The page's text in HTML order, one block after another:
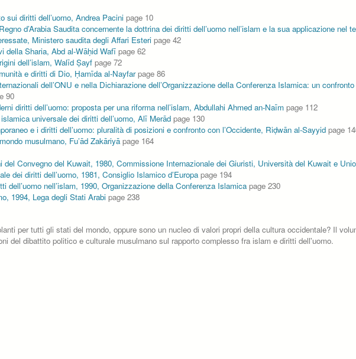
sui diritti dell’uomo, Andrea Pacini page 10
d’Arabia Saudita concernente la dottrina dei diritti dell’uomo nell’islam e la sua applicazione nel
Ministero saudita degli Affari Esteri page 42
della Sharia, Abd al-Wāḥid Wafī page 62
dell’islam, Walīd Ṣayf page 72
e diritti di Dio, Ḥamīda al-Nayfarpage 86
dell’ONU e nella Dichiarazione dell’Organizzazione della Conferenza Islamica: un
90
diritti dell’uomo: proposta per una riforma nell’islam, Abdullahi Ahmed an-Naīm page 112
universale dei diritti dell’uomo, Alī Merād page 130
e i diritti dell’uomo: pluralità di posizioni e confronto con l’Occidente, Riḍwān al-Sayyid page
musulmano, Fu’ād Zakāriyāpage 164
del Convegno del Kuwait, 1980, Commissione Internazionale dei Giuristi, Università del Kuwait e
dei diritti dell’uomo, 1981, Consiglio Islamico d’Europapage 194
dell’uomo nell’islam, 1990, Organizzazione della Conferenza Islamicapage 230
1994, Lega degli Stati Arabi page 238
per tutti gli stati del mondo, oppure sono un nucleo di valori propri della cultura occidentale? Il
del dibattito politico e culturale musulmano sul rapporto complesso fra islam e diritti dell'uomo.